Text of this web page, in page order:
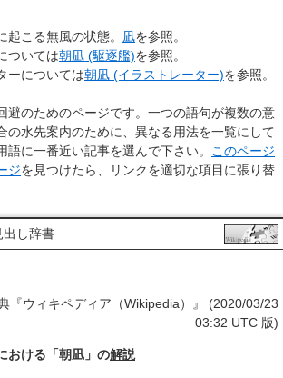
こる無風の状態。 凪を参照。
ついては朝凪 (駆逐艦)を参照。
ーについては朝凪 (イラストレーター)を参照。
避のためのページです。一つの語句が複数の意
の水先案内のために、異なる用法を一覧にして
語に一番近い記事を選んで下さい。 このページ
ジを見つけたら、リンクを適切な項目に張り替
出し辞書
『ウィキペディア（Wikipedia）』 (2020/03/23
03:32 UTC 版)
おける「朝凪」の解説